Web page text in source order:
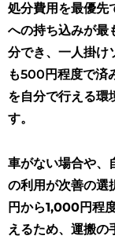
処分費用を最優先
への持ち込みが最
分でき、一人掛け
も500円程度で済
を自分で行える環
す。
車がない場合や、
の利用が次善の選
円から1,000円程
えるため、運搬の